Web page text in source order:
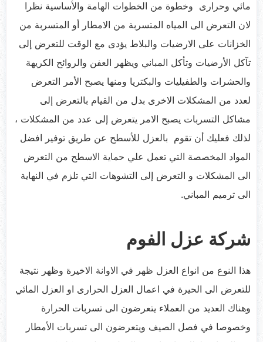
مائي وحرارى وخطوة من الخطوات الهامة والأساسية نظرا
لان التعرض الى المياه المتسربة من الامطار أو المتسربة من
الخزانات على الارضيات والبلاط يؤدى مع الوقت للتعرض إلى
تآكل الأرضيات وتأكل المباني ويظهر العفن والروائح الكريهة
والحشرات والطفيليات والبكتريا ومنها يصبح الأمر التعرض
لعدد من المشكلات الاخرى بدل من القيام بالتعرض إلى
مشاكل التسربات يصبح الامر يتعرض إلى عدد من المشكلات ،
لذلك فعليك أن تقوم بالعزل للأسطح عن طريق توفير افضل
المواد المخصصة التي تعمل علي حماية الاسطح من التعرض
الى المشكلات و التعرض إلى التشوهات التي تلزم في النهاية
الى ترميم المباني.
شركة عزل الفوم
هذا النوع من انواع العزل ظهر في الاوانة الاخيرة وظهر نتيجة
للتعرض الى الحيرة في اعمال العزل الحرارى او العزل المائي
وهناك العديد من العملاء يتعرضون الى تسربات الحرارة
وخصوصا في فصل الصيف ويتعرضون الى تسربات الأمطار